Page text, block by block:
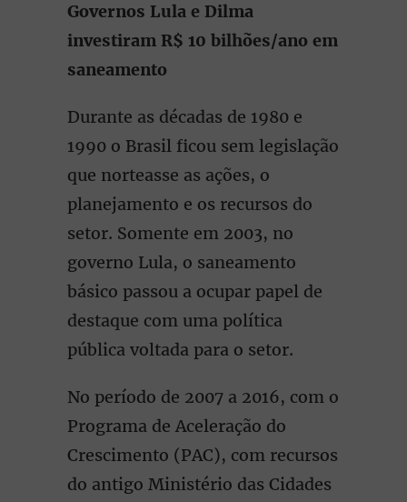
Governos Lula e Dilma
investiram R$ 10 bilhões/ano em
saneamento
Durante as décadas de 1980 e
1990 o Brasil ficou sem legislação
que norteasse as ações, o
planejamento e os recursos do
setor. Somente em 2003, no
governo Lula, o saneamento
básico passou a ocupar papel de
destaque com uma política
pública voltada para o setor.
No período de 2007 a 2016, com o
Programa de Aceleração do
Crescimento (PAC), com recursos
do antigo Ministério das Cidades